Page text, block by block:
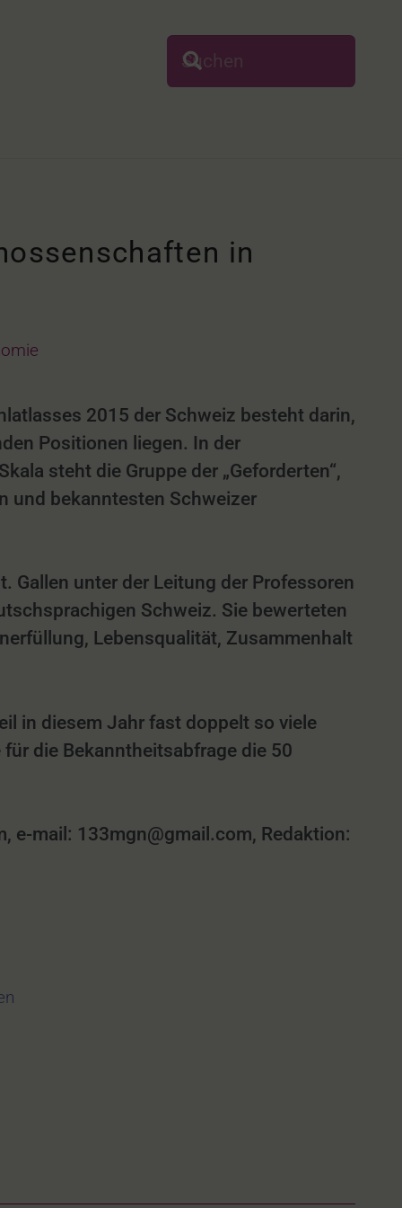
in
2015 der Schweiz besteht darin,
Positionen liegen. In der
steht die Gruppe der „Geforderten“,
und bekanntesten Schweizer
Gallen unter der Leitung der Professoren
Schweiz. Sie bewerteten
Lebensqualität, Zusammenhalt
in diesem Jahr fast doppelt so viele
die Bekanntheitsabfrage die 50
mail: 133mgn@gmail.com, Redaktion: